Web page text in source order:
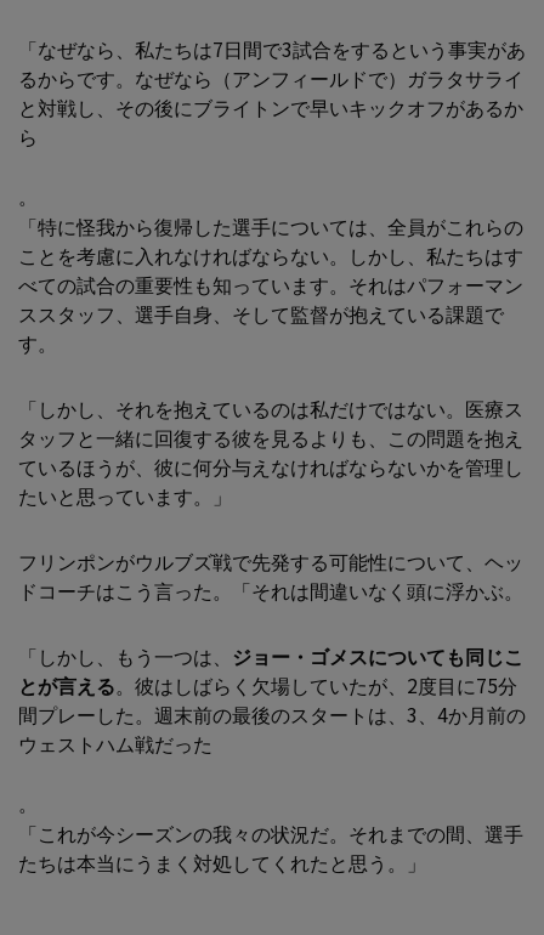
「なぜなら、私たちは7日間で3試合をするという事実があ
るからです。なぜなら（アンフィールドで）ガラタサライ
と対戦し、その後にブライトンで早いキックオフがあるか
ら
。
「特に怪我から復帰した選手については、全員がこれらの
ことを考慮に入れなければならない。しかし、私たちはす
べての試合の重要性も知っています。それはパフォーマン
ススタッフ、選手自身、そして監督が抱えている課題で
す。
「しかし、それを抱えているのは私だけではない。医療ス
タッフと一緒に回復する彼を見るよりも、この問題を抱え
ているほうが、彼に何分与えなければならないかを管理し
たいと思っています。」
フリンポンがウルブズ戦で先発する可能性について、ヘッ
ドコーチはこう言った。「それは間違いなく頭に浮かぶ。
「しかし、もう一つは、 ジョー・ゴメスについても同じこ
とが言える。彼はしばらく欠場していたが、2度目に75分
間プレーした。週末前の最後のスタートは、3、4か月前の
ウェストハム戦だった
。
「これが今シーズンの我々の状況だ。それまでの間、選手
たちは本当にうまく対処してくれたと思う。」